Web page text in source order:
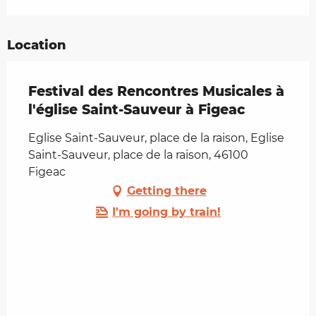
Location
Festival des Rencontres Musicales à
l'église Saint-Sauveur à Figeac
Eglise Saint-Sauveur, place de la raison, Eglise
Saint-Sauveur, place de la raison, 46100
Figeac
Getting there
I'm going by train!